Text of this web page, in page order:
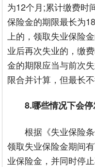
为12个月;累计缴费时
保险金的期限最长为
上的，领取失业保险
业后再次失业的，缴
金的期限应当与前次
限合并计算，但最长不
8.哪些情况下会
根据《失业保险
领取失业保险金期间
业保险金，并同时停